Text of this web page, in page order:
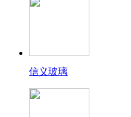
信义玻璃